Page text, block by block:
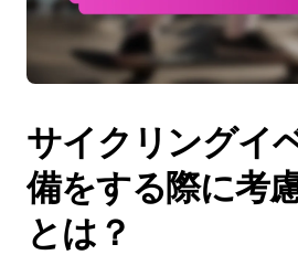
サイクリングイ
備をする際に考
とは？